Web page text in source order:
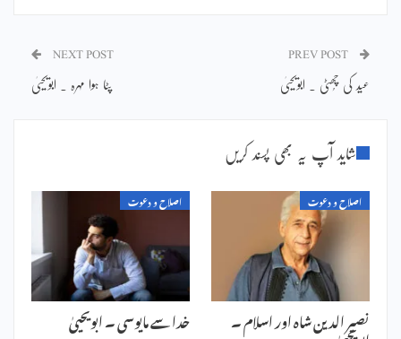
عید کی چُھٹی ۔ ابویحییٰ
NEXT POST
پٹا ہوا مہرہ ۔ ابویحییٰ
شاید آپ یہ بھی پسند کریں
اصلاح و دعوت
نصیر الدین شاہ اور اسلام ۔
اصلاح و دعوت
خدا سے مایوسی ۔ ابویحییٰ